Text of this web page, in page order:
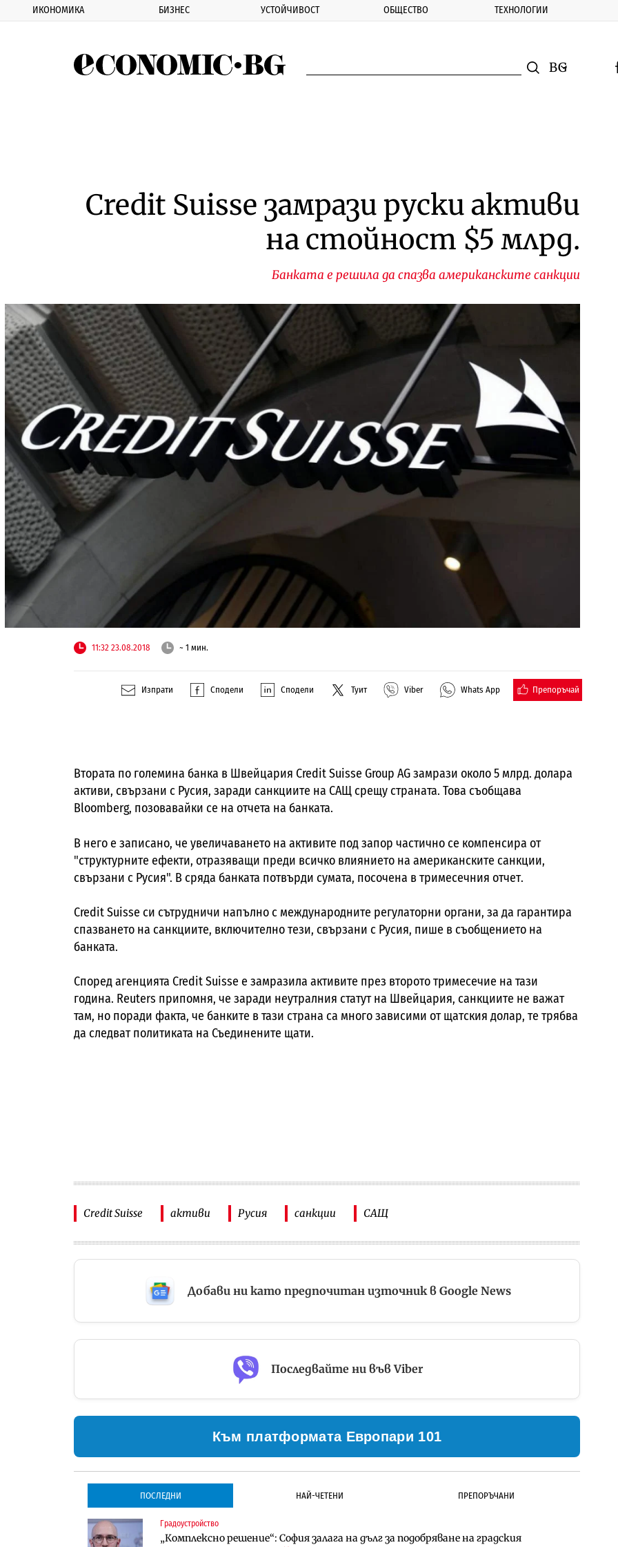
ИКОНОМИКА БИЗНЕС УСТОЙЧИВОСТ ОБЩЕСТВО ТЕХНОЛОГИИ
Смяна на
Credit Suisse замрази руски активи
на стойност $5 млрд.
Банката е решила да спазва американските санкции
11:32 23.08.2018 ~ 1 мин.
Изпрати Сподели Сподели Туит Viber Whats App Препоръчай
Втората по големина банка в Швейцария Credit Suisse Group AG замрази около 5 млрд. долара
активи, свързани с Русия, заради санкциите на САЩ срещу страната. Това съобщава
Bloomberg, позовавайки се на отчета на банката.
В него е записано, че увеличаването на активите под запор частично се компенсира от
"структурните ефекти, отразяващи преди всичко влиянието на американските санкции,
свързани с Русия". В сряда банката потвърди сумата, посочена в тримесечния отчет.
Credit Suisse си сътрудничи напълно с международните регулаторни органи, за да гарантира
спазването на санкциите, включително тези, свързани с Русия, пише в съобщението на
банката.
Според агенцията Credit Suisse е замразила активите през второто тримесечие на тази
година. Reuters припомня, че заради неутралния статут на Швейцария, санкциите не важат
там, но поради факта, че банките в тази страна са много зависими от щатския долар, те трябва
да следват политиката на Съединените щати.
Credit Suisse активи Русия санкции САЩ
Добави ни като предпочитан източник в Google News
Последвайте ни във Viber
Към платформата Европари 101
ПОСЛЕДНИ НАЙ-ЧЕТЕНИ ПРЕПОРЪЧАНИ
Градоустройство
„Комплексно решение“: София залага на дълг за подобряване на градския
Градоустройство
Столична община избра изпълнител за преместването на трамвайното
Инфраструктура
Проектирането на тунела под Петрохан ще върви паралелно с екологичните